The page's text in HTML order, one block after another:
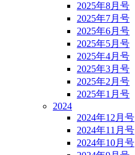
2025年8月号
2025年7月号
2025年6月号
2025年5月号
2025年4月号
2025年3月号
2025年2月号
2025年1月号
2024
2024年12月号
2024年11月号
2024年10月号